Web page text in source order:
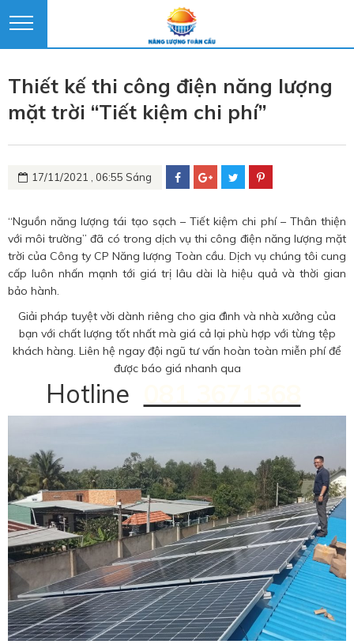
Thiết kế thi công điện năng lượng
mặt trời “Tiết kiệm chi phí”
17/11/2021 , 06:55 Sáng
“Nguồn năng lượng tái tạo sạch – Tiết kiệm chi phí – Thân thiện
với môi trường” đã có trong dịch vụ thi công điện năng lượng mặt
trời của Công ty CP Năng lượng Toàn cầu. Dịch vụ chúng tôi cung
cấp luôn nhấn mạnh tới giá trị lâu dài là hiệu quả và thời gian
bảo hành.
Giải pháp tuyệt vời dành riêng cho gia đình và nhà xưởng của
bạn với chất lượng tốt nhất mà giá cả lại phù hợp với từng tệp
khách hàng. Liên hệ ngay đội ngũ tư vấn hoàn toàn miễn phí để
được báo giá nhanh qua
Hotline